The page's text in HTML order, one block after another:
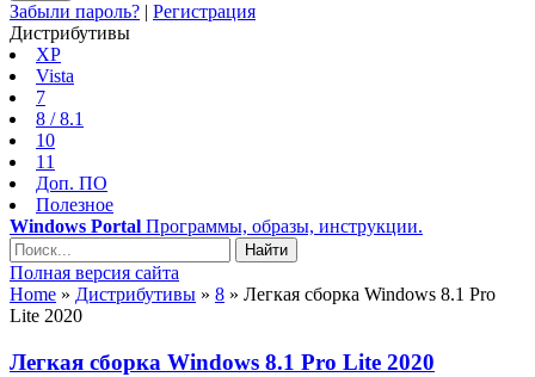
Забыли пароль? | Регистрация
Дистрибутивы
XP
Vista
7
8 / 8.1
10
11
Доп. ПО
Полезное
Windows Portal Программы, образы, инструкции.
Найти
Полная версия сайта
Home » Дистрибутивы » 8 » Легкая сборка Windows 8.1 Pro
Lite 2020
Легкая сборка Windows 8.1 Pro Lite 2020